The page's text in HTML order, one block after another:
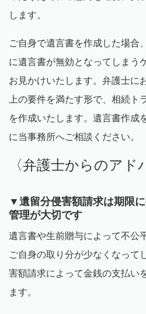
します。
ご自身で遺言書を作成した場合
に遺言書が無効となってしまう
お見かけいたします。弁護士に
上の要件を満たす形で、相続ト
を作成いたします。遺言書作成
に当事務所へご相談ください。
〈弁護士からのアド
▼遺留分侵害額請求は期限
管理が大切です
遺言書や生前贈与によって不公
ご自身の取り分が少なくなって
害額請求によって金銭の支払い
ます。